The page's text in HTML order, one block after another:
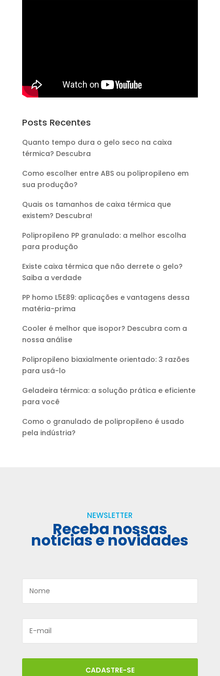
Posts Recentes
Quanto tempo dura o gelo seco na caixa
térmica? Descubra
Como escolher entre ABS ou polipropileno em
sua produção?
Quais os tamanhos de caixa térmica que
existem? Descubra!
Polipropileno PP granulado: a melhor escolha
para produção
Existe caixa térmica que não derrete o gelo?
Saiba a verdade
PP homo L5E89: aplicações e vantagens dessa
matéria-prima
Cooler é melhor que isopor? Descubra com a
nossa análise
Polipropileno biaxialmente orientado: 3 razões
para usá-lo
Geladeira térmica: a solução prática e eficiente
para você
Como o granulado de polipropileno é usado
pela indústria?
NEWSLETTER
Receba nossas
notícias e novidades
CADASTRE-SE